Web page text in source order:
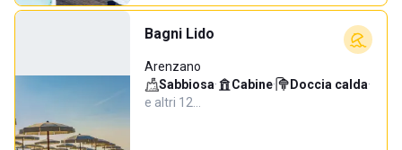
Bagni Lido
Arenzano
Sabbiosa· Cabine· Doccia calda·
e altri 12…